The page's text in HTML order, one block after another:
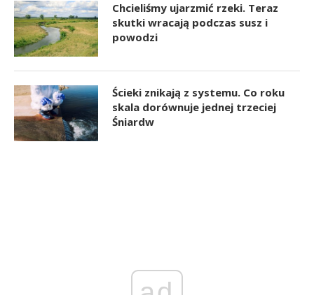
Chcieliśmy ujarzmić rzeki. Teraz
skutki wracają podczas susz i
powodzi
Ścieki znikają z systemu. Co roku
skala dorównuje jednej trzeciej
Śniardw